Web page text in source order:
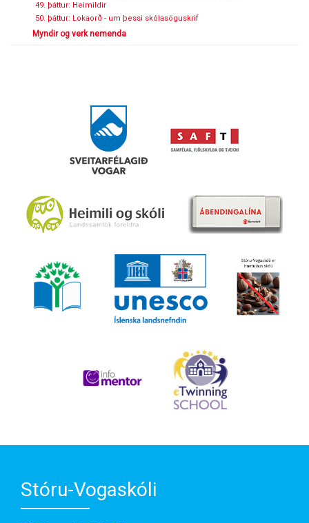
49. þáttur: Heimildir
50. þáttur: Lokaorð - um þessi skólasöguskrif
Myndir og verk nemenda
Stóru-Vogaskóli